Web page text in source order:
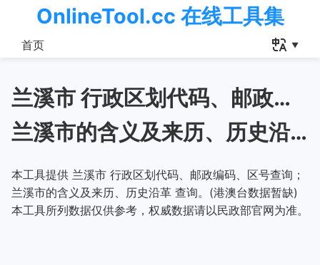
OnlineTool.cc 在线工具集
首页
兰溪市 行政区划代码、邮政编码、区号查询
兰溪市的含义及来历、历史沿革
本工具提供 兰溪市 行政区划代码、邮政编码、区号查询；
兰溪市的含义及来历、历史沿革 查询。(港澳台数据暂缺)
本工具所列数据仅供参考，权威数据请以民政部官网为准。